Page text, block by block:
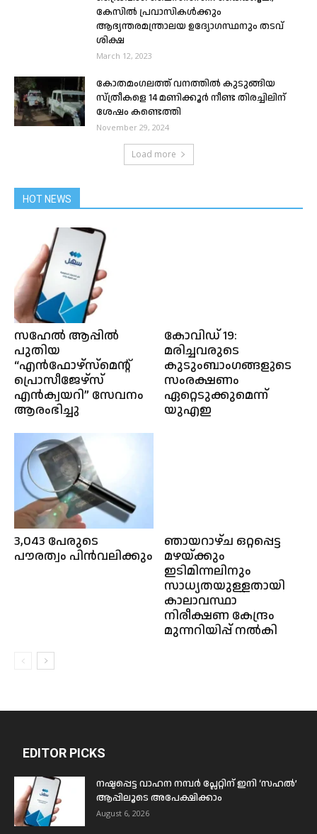
കേസിൽ പ്രവാസികൾക്കും
ആഭ്യന്തരമന്ത്രാലയ ഉദ്യോഗസ്ഥനും തടവ്
ശിക്ഷ
March 12, 2023
കോതമംഗലത്ത് വനത്തിൽ കുടുങ്ങിയ
സ്ത്രീകളെ 14 മണിക്കൂർ നീണ്ട തിരച്ചിലിന്
ശേഷം കണ്ടെത്തി
November 29, 2024
Load more
HOT NEWS
സഹേൽ ആപ്പിൽ
പുതിയ
“എൻഫോഴ്സ്മെൻ്റ്
പ്രൊസീജേഴ്സ്
എൻക്വയറി” സേവനം
ആരംഭിച്ചു
കോവിഡ് 19:
മരിച്ചവരുടെ
കുടുംബാംഗങ്ങളുടെ
സംരക്ഷണം
ഏറ്റെടുക്കുമെന്ന്
യുഎഇ
3,043 പേരുടെ
പൗരത്വം പിൻവലിക്കും
ഞായറാഴ്ച ഒറ്റപ്പെട്ട
മഴയ്ക്കും
ഇടിമിന്നലിനും
സാധ്യതയുള്ളതായി
കാലാവസ്ഥാ
നിരീക്ഷണ കേന്ദ്രം
മുന്നറിയിപ്പ് നൽകി
EDITOR PICKS
നഷ്ടപ്പെട്ട വാഹന നമ്പർ പ്ലേറ്റിന് ഇനി ‘സഹൽ’
ആപ്പിലൂടെ അപേക്ഷിക്കാം
August 6, 2026